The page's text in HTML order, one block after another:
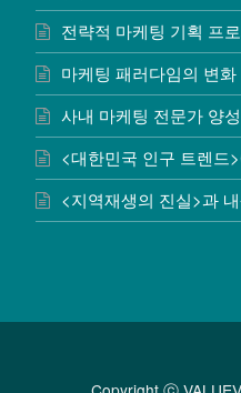
전략적 마케팅 기획 프
마케팅 패러다임의 변화
사내 마케팅 전문가 양
<대한민국 인구 트렌드
<지역재생의 진실>과